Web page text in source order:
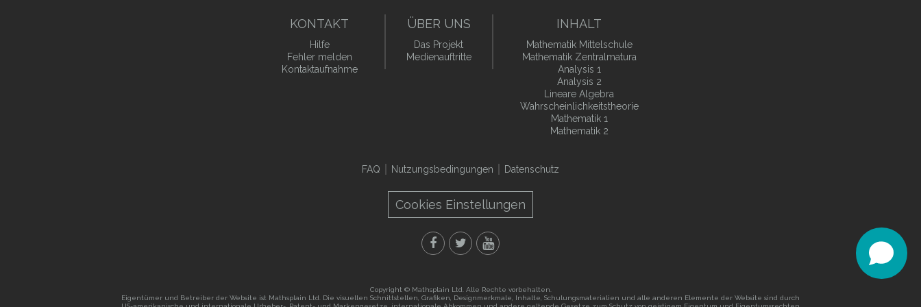
KONTAKT
Hilfe
Fehler melden
Kontaktaufnahme
ÜBER UNS
Das Projekt
Medienauftritte
INHALT
Mathematik Mittelschule
Mathematik Zentralmatura
Analysis 1
Analysis 2
Lineare Algebra
Wahrscheinlichkeitstheorie
Mathematik 1
Mathematik 2
FAQ Nutzungsbedingungen Datenschutz
Cookies Einstellungen
Copyright © Mathsplain Ltd. Alle Rechte vorbehalten.
Eigentümer und Betreiber der Website ist Mathsplain Ltd. Die visuellen Schnittstellen, Grafiken, Designmerkmale, Inhalte, Schulungsmaterialien und alle anderen Elemente der Website sind durch